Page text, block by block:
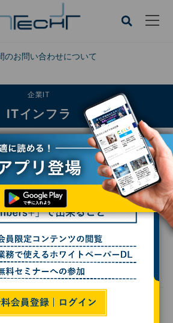
のお問い合わせについて
CLOSE
企業IT
ITインフラ
フラ
廃! 日本航空が取り組むクラウドPBX移行の現状
PBXの全廃! 日本航空が取り
移行の現状
更新日2024/04/24 15:07